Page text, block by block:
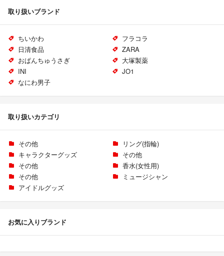
取り扱いブランド
ちいかわ
フラコラ
日清食品
ZARA
おぱんちゅうさぎ
大塚製薬
INI
JO1
なにわ男子
取り扱いカテゴリ
その他
リング(指輪)
キャラクターグッズ
その他
その他
香水(女性用)
その他
ミュージシャン
アイドルグッズ
お気に入りブランド